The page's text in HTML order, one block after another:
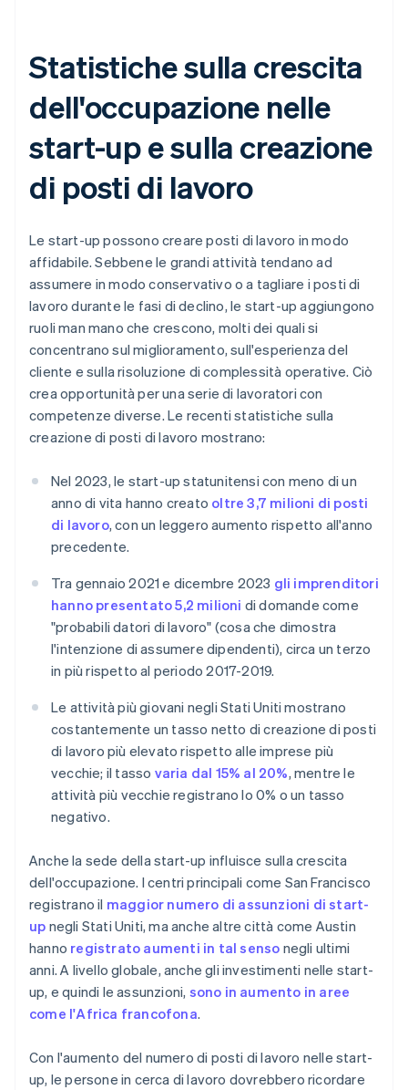
Statistiche sulla crescita
dell'occupazione nelle
start-up e sulla creazione
di posti di lavoro
Le start-up possono creare posti di lavoro in modo
affidabile. Sebbene le grandi attività tendano ad
assumere in modo conservativo o a tagliare i posti di
lavoro durante le fasi di declino, le start-up aggiungono
ruoli man mano che crescono, molti dei quali si
concentrano sul miglioramento, sull'esperienza del
cliente e sulla risoluzione di complessità operative. Ciò
crea opportunità per una serie di lavoratori con
competenze diverse. Le recenti statistiche sulla
creazione di posti di lavoro mostrano:
Nel 2023, le start-up statunitensi con meno di un
anno di vita hanno creato oltre 3,7 milioni di posti
di lavoro, con un leggero aumento rispetto all'anno
precedente.
Tra gennaio 2021 e dicembre 2023 gli imprenditori
hanno presentato 5,2 milioni di domande come
"probabili datori di lavoro" (cosa che dimostra
l'intenzione di assumere dipendenti), circa un terzo
in più rispetto al periodo 2017-2019.
Le attività più giovani negli Stati Uniti mostrano
costantemente un tasso netto di creazione di posti
di lavoro più elevato rispetto alle imprese più
vecchie; il tasso varia dal 15% al 20%, mentre le
attività più vecchie registrano lo 0% o un tasso
negativo.
Anche la sede della start-up influisce sulla crescita
dell'occupazione. I centri principali come San Francisco
registrano il maggior numero di assunzioni di start-
up negli Stati Uniti, ma anche altre città come Austin
hanno registrato aumenti in tal senso negli ultimi
anni. A livello globale, anche gli investimenti nelle start-
up, e quindi le assunzioni, sono in aumento in aree
come l'Africa francofona.
Con l'aumento del numero di posti di lavoro nelle start-
up, le persone in cerca di lavoro dovrebbero ricordare